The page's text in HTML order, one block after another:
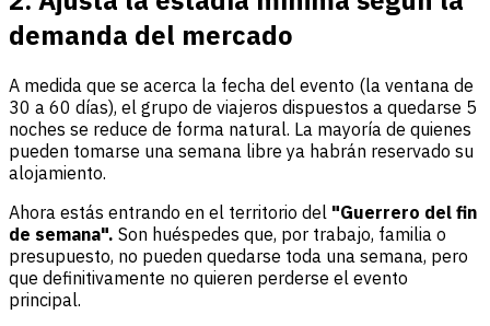
demanda del mercado
A medida que se acerca la fecha del evento (la ventana de
30 a 60 días), el grupo de viajeros dispuestos a quedarse 5
noches se reduce de forma natural. La mayoría de quienes
pueden tomarse una semana libre ya habrán reservado su
alojamiento.
Ahora estás entrando en el territorio del "Guerrero del fin
de semana". Son huéspedes que, por trabajo, familia o
presupuesto, no pueden quedarse toda una semana, pero
que definitivamente no quieren perderse el evento
principal.